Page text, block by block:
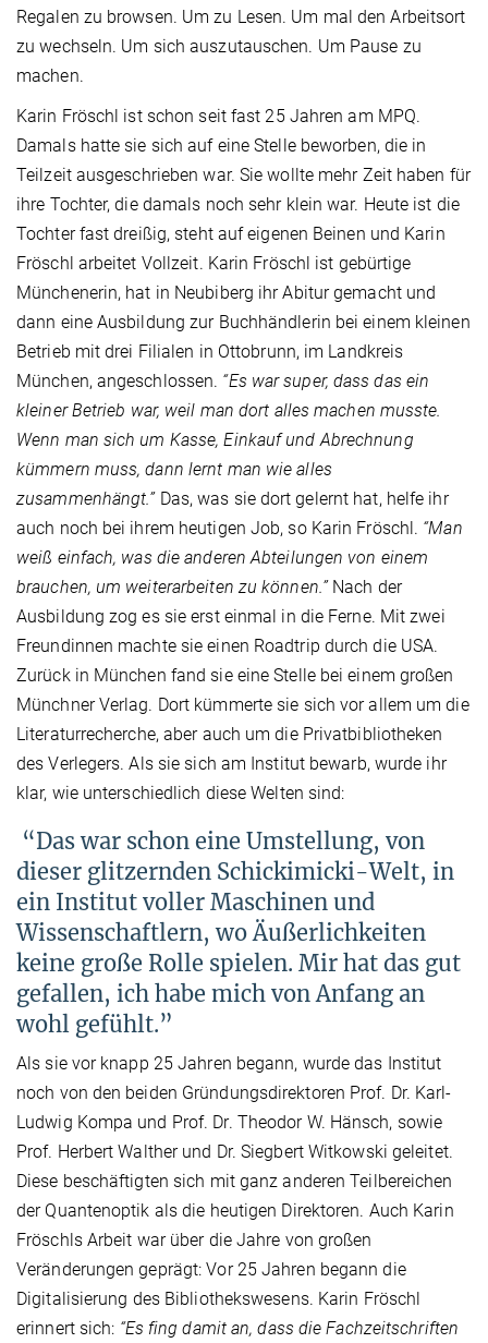
Regalen zu browsen. Um zu Lesen. Um mal den Arbeitsort
zu wechseln. Um sich auszutauschen. Um Pause zu
machen.
Karin Fröschl ist schon seit fast 25 Jahren am MPQ.
Damals hatte sie sich auf eine Stelle beworben, die in
Teilzeit ausgeschrieben war. Sie wollte mehr Zeit haben für
ihre Tochter, die damals noch sehr klein war. Heute ist die
Tochter fast dreißig, steht auf eigenen Beinen und Karin
Fröschl arbeitet Vollzeit. Karin Fröschl ist gebürtige
Münchenerin, hat in Neubiberg ihr Abitur gemacht und
dann eine Ausbildung zur Buchhändlerin bei einem kleinen
Betrieb mit drei Filialen in Ottobrunn, im Landkreis
München, angeschlossen. “Es war super, dass das ein
kleiner Betrieb war, weil man dort alles machen musste.
Wenn man sich um Kasse, Einkauf und Abrechnung
kümmern muss, dann lernt man wie alles
zusammenhängt.”Das, was sie dort gelernt hat, helfe ihr
auch noch bei ihrem heutigen Job, so Karin Fröschl. “Man
weiß einfach, was die anderen Abteilungen von einem
brauchen, um weiterarbeiten zu können.”Nach der
Ausbildung zog es sie erst einmal in die Ferne. Mit zwei
Freundinnen machte sie einen Roadtrip durch die USA.
Zurück in München fand sie eine Stelle bei einem großen
Münchner Verlag. Dort kümmerte sie sich vor allem um die
Literaturrecherche, aber auch um die Privatbibliotheken
des Verlegers. Als sie sich am Institut bewarb, wurde ihr
klar, wie unterschiedlich diese Welten sind:
“Das war schon eine Umstellung, von
dieser glitzernden Schickimicki-Welt, in
ein Institut voller Maschinen und
Wissenschaftlern, wo Äußerlichkeiten
keine große Rolle spielen. Mir hat das gut
gefallen, ich habe mich von Anfang an
wohl gefühlt.”
Als sie vor knapp 25 Jahren begann, wurde das Institut
noch von den beiden Gründungsdirektoren Prof. Dr. Karl-
Ludwig Kompa und Prof. Dr. Theodor W. Hänsch, sowie
Prof. Herbert Walther und Dr. Siegbert Witkowski geleitet.
Diese beschäftigten sich mit ganz anderen Teilbereichen
der Quantenoptik als die heutigen Direktoren. Auch Karin
Fröschls Arbeit war über die Jahre von großen
Veränderungen geprägt: Vor 25 Jahren begann die
Digitalisierung des Bibliothekswesens. Karin Fröschl
erinnert sich: “Es fing damit an, dass die Fachzeitschriften